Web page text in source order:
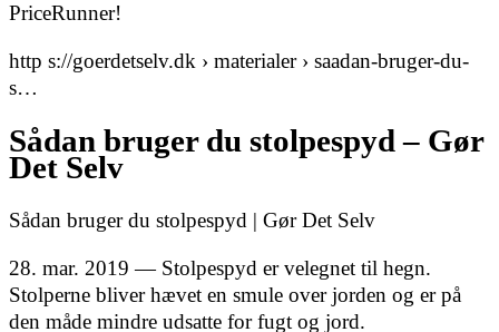
PriceRunner!
http s://goerdetselv.dk › materialer › saadan-bruger-du-
s…
Sådan bruger du stolpespyd – Gør
Det Selv
Sådan bruger du stolpespyd | Gør Det Selv
28. mar. 2019 — Stolpespyd er velegnet til hegn.
Stolperne bliver hævet en smule over jorden og er på
den måde mindre udsatte for fugt og jord.